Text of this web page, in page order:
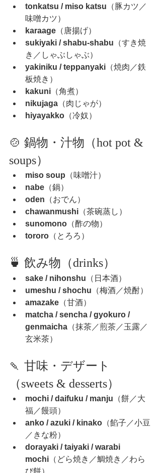
tonkatsu / miso katsu （豚カツ／
味噌カツ）
karaage （唐揚げ）
sukiyaki / shabu-shabu （すき焼
き／しゃぶしゃぶ）
yakiniku / teppanyaki （焼肉／鉄
板焼き）
kakuni （角煮）
nikujaga （肉じゃが）
hiyayakko （冷奴）
🍲 鍋物・汁物（hot pot &
soups）
miso soup （味噌汁）
nabe （鍋）
oden （おでん）
chawanmushi （茶碗蒸し）
sunomono （酢の物）
tororo （とろろ）
🍵 飲み物（drinks）
sake / nihonshu （日本酒）
umeshu / shochu （梅酒／焼酎）
amazake （甘酒）
matcha / sencha / gyokuro /
genmaicha （抹茶／煎茶／玉露／
玄米茶）
🍡 甘味・デザート
（sweets & desserts）
mochi / daifuku / manju （餅／大
福／饅頭）
anko / azuki / kinako （餡子／小豆
／きな粉）
dorayaki / taiyaki / warabi
mochi （どら焼き／鯛焼き／わら